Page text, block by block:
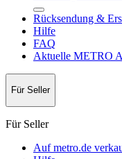
Rücksendung &
Hilfe
FAQ
Aktuelle METRO
Für Seller
Für Seller
Auf metro.de